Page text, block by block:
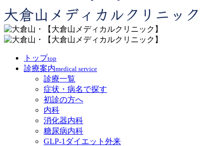
トップtop
診療案内medical service
診療一覧
症状・病名で探す
初診の方へ
内科
消化器内科
糖尿病内科
GLP‐1ダイエット外来